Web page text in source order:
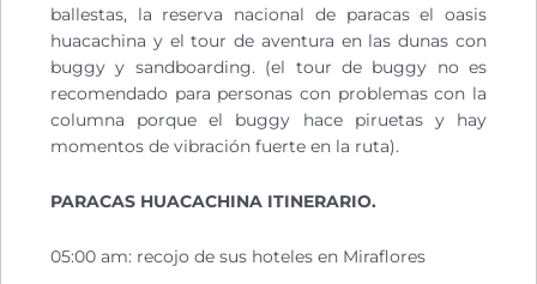
ballestas, la reserva nacional de paracas el oasis
huacachina y el tour de aventura en las dunas con
buggy y sandboarding. (el tour de buggy no es
recomendado para personas con problemas con la
columna porque el buggy hace piruetas y hay
momentos de vibración fuerte en la ruta).
PARACAS HUACACHINA ITINERARIO.
05:00 am: recojo de sus hoteles en Miraflores